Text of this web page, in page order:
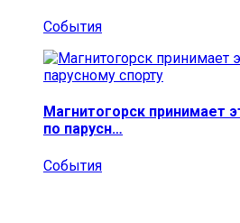
События
Магнитогорск принимает
по парусн…
События